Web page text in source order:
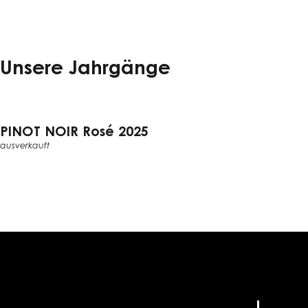
Unsere Jahrgänge
PINOT NOIR Rosé 2025
ausverkauft